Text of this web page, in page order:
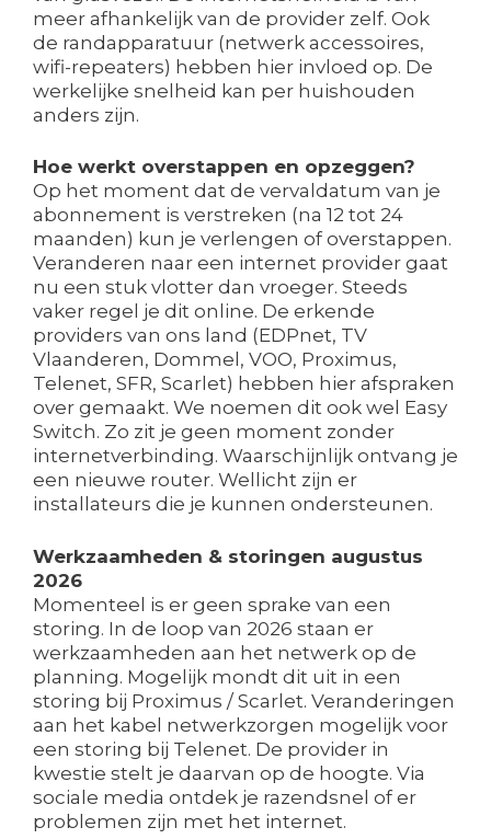
meer afhankelijk van de provider zelf. Ook
de randapparatuur (netwerk accessoires,
wifi-repeaters) hebben hier invloed op. De
werkelijke snelheid kan per huishouden
anders zijn.
Hoe werkt overstappen en opzeggen?
Op het moment dat de vervaldatum van je
abonnement is verstreken (na 12 tot 24
maanden) kun je verlengen of overstappen.
Veranderen naar een internet provider gaat
nu een stuk vlotter dan vroeger. Steeds
vaker regel je dit online. De erkende
providers van ons land (EDPnet, TV
Vlaanderen, Dommel, VOO, Proximus,
Telenet, SFR, Scarlet) hebben hier afspraken
over gemaakt. We noemen dit ook wel Easy
Switch. Zo zit je geen moment zonder
internetverbinding. Waarschijnlijk ontvang je
een nieuwe router. Wellicht zijn er
installateurs die je kunnen ondersteunen.
Werkzaamheden & storingen augustus
2026
Momenteel is er geen sprake van een
storing. In de loop van 2026 staan er
werkzaamheden aan het netwerk op de
planning. Mogelijk mondt dit uit in een
storing bij Proximus / Scarlet. Veranderingen
aan het kabel netwerkzorgen mogelijk voor
een storing bij Telenet. De provider in
kwestie stelt je daarvan op de hoogte. Via
sociale media ontdek je razendsnel of er
problemen zijn met het internet.